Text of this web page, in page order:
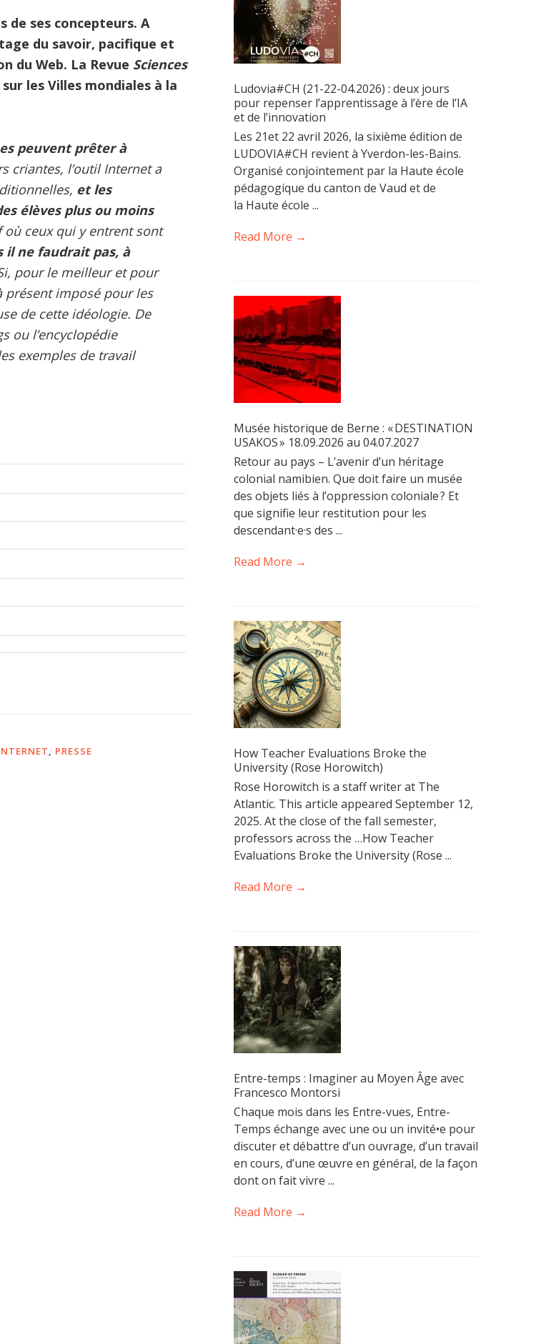
de ses concepteurs. A
du savoir, pacifique et
du Web. La Revue Sciences
les Villes mondiales à la
peuvent prêter à
criantes, l’outil Internet a
et les
élèves plus ou moins
ceux qui y entrent sont
il ne faudrait pas, à
pour le meilleur et pour
présent imposé pour les
de cette idéologie. De
ou l’encyclopédie
exemples de travail
PRESSE
Ludovia#CH (21-22-04.2026) : deux jours
pour repenser l’apprentissage à l’ère de l’IA
et de l’innovation
Les 21et 22 avril 2026, la sixième édition de
LUDOVIA#CH revient à Yverdon-les-Bains.
Organisé conjointement par la Haute école
pédagogique du canton de Vaud et de
la Haute école ...
Read More →
Musée historique de Berne : « DESTINATION
USAKOS » 18.09.2026 au 04.07.2027
Retour au pays – L’avenir d’un héritage
colonial namibien. Que doit faire un musée
des objets liés à l’oppression coloniale ? Et
que signifie leur restitution pour les
descendant·e·s des ...
Read More →
How Teacher Evaluations Broke the
University (Rose Horowitch)
Rose Horowitch is a staff writer at The
Atlantic. This article appeared September 12,
2025. At the close of the fall semester,
professors across the …How Teacher
Evaluations Broke the University (Rose ...
Read More →
Entre-temps : Imaginer au Moyen Âge avec
Francesco Montorsi
Chaque mois dans les Entre-vues, Entre-
Temps échange avec une ou un invité•e pour
discuter et débattre d’un ouvrage, d’un travail
en cours, d’une œuvre en général, de la façon
dont on fait vivre ...
Read More →